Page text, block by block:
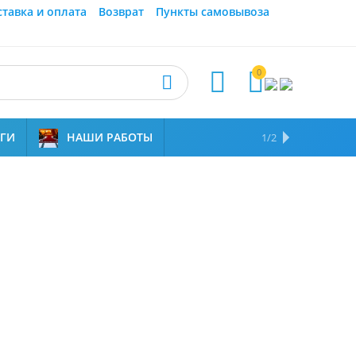
и оплата Возврат
Пункты самовывоза
0



НАШИ РАБОТЫ НАМ ДОВЕРЯЮТ
1/2